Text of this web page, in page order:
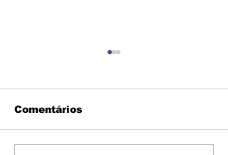
Comentários